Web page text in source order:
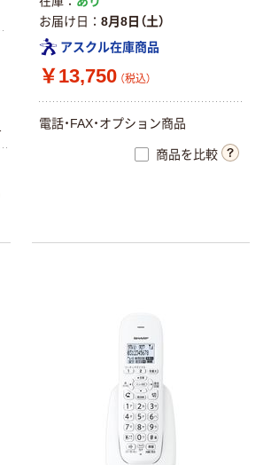
お届け日
8月8日（土）
アスクル在庫商品
￥13,750 （税込）
電話・FAX・オプション商品
商品を比較